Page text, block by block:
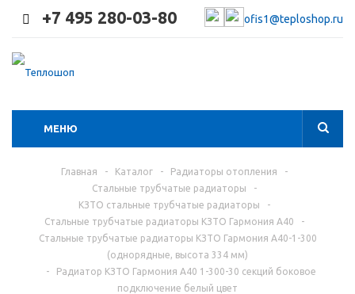
+7 495 280-03-80 ofis1@teploshop.ru
МЕНЮ
Главная - Каталог - Радиаторы отопления
-
Стальные трубчатые радиаторы
-
КЗТО стальные трубчатые радиаторы
-
Стальные трубчатые радиаторы КЗТО Гармония А40
-
Стальные трубчатые радиаторы КЗТО Гармония А40-1-300
(однорядные, высота 334 мм)
-
Радиатор КЗТО Гармония А40 1-300-30 секций боковое
подключение белый цвет